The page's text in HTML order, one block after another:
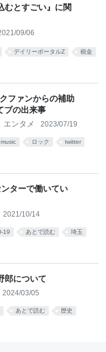
むとすごい』に関
09/06
デイリーポータルZ 税金
ファンからの補助
ブの出来事
エンタメ 2023/07/19
music ロック twitter
ターで働いてい
2021/10/14
19 あとで読む 埼玉
郎について
2024/03/05
あとで読む 歴史